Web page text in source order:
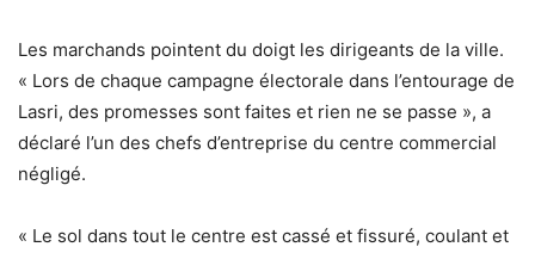
Les marchands pointent du doigt les dirigeants de la ville.
« Lors de chaque campagne électorale dans l’entourage de
Lasri, des promesses sont faites et rien ne se passe », a
déclaré l’un des chefs d’entreprise du centre commercial
négligé.
« Le sol dans tout le centre est cassé et fissuré, coulant et